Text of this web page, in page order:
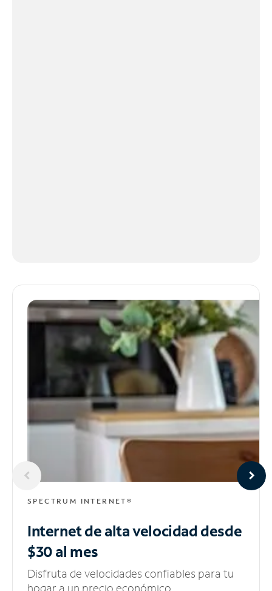
SPECTRUM INTERNET®
Internet de alta velocidaddesde
$30 al mes
Disfruta de velocidades confiables para tu
hogar a un precio económico.